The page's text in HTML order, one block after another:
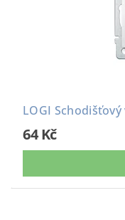
LOGI Schodišťový
64 Kč